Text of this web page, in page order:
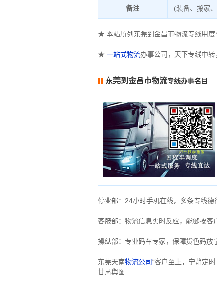
备注 (装备、搬家
★ 本站所列东莞到金昌市物流专线用
★ 一站式物流办事公司，天下专线中
东莞到金昌市物流专线办事名目
停业部：24小时手机在线，多条专线
客服部：物流信息实时反应，能够按
操纵部：专业码车专家，保障货色码
东莞天南物流公司“客户至上，宁静定
甘肃舆图